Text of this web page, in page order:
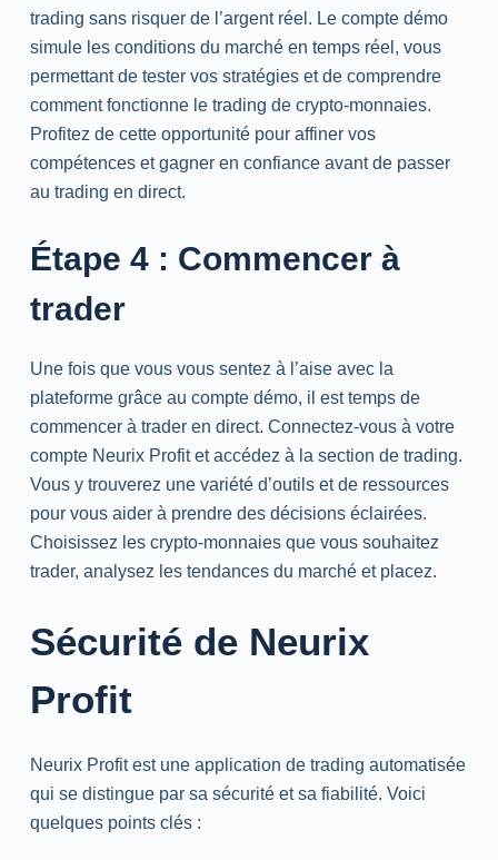
trading sans risquer de l’argent réel. Le compte démo
simule les conditions du marché en temps réel, vous
permettant de tester vos stratégies et de comprendre
comment fonctionne le trading de crypto-monnaies.
Profitez de cette opportunité pour affiner vos
compétences et gagner en confiance avant de passer
au trading en direct.
Étape 4 : Commencer à
trader
Une fois que vous vous sentez à l’aise avec la
plateforme grâce au compte démo, il est temps de
commencer à trader en direct. Connectez-vous à votre
compte Neurix Profit et accédez à la section de trading.
Vous y trouverez une variété d’outils et de ressources
pour vous aider à prendre des décisions éclairées.
Choisissez les crypto-monnaies que vous souhaitez
trader, analysez les tendances du marché et placez.
Sécurité de Neurix
Profit
Neurix Profit est une application de trading automatisée
qui se distingue par sa sécurité et sa fiabilité. Voici
quelques points clés :